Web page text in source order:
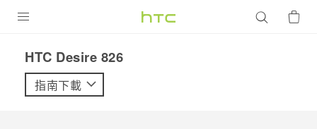
VIVE
HTC Desire 826‎
指南下載